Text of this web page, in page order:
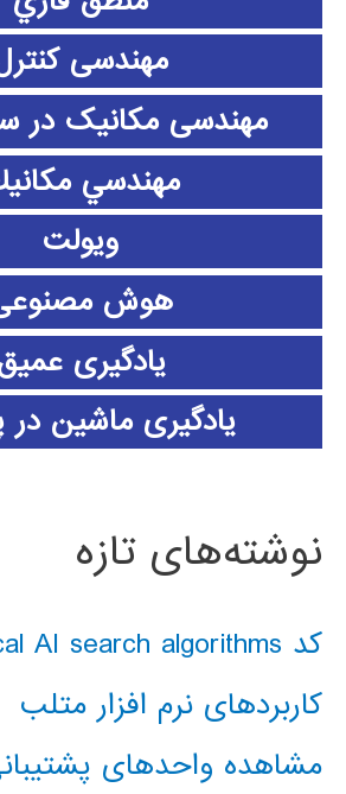
مهندسی
مهندسی مکانیک در
مهندسي
ویولت
هوش
یادگیری
یادگیری ماشین در
نوشته‌های تازه
کد classical AI search algorithms
کاربردهای نرم افزار متلب
مشاهده واحدهای